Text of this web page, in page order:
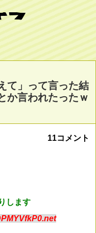
て」って言った結
言われたったｗ
11コメント
します